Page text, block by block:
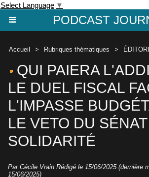
Select Language ▼
PODCAST
Accueil > Rubriques thématiques >
QUI PAIERA
LE DUEL FISCAL
L'IMPASSE
LE VETO DU
SOLIDARITÉ
Par Cécile Vrain Rédigé le 15/06/2025 (dernière
15/06/2025)